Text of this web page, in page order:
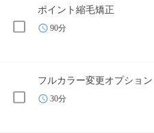
ポイント縮毛矯正
90分
フルカラー変更オプション
30分